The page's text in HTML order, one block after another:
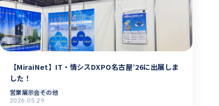
【MiraiNet】IT・情シスDXPO名古屋’26に出展しま
した！
営業展示会その他
2026.05.29